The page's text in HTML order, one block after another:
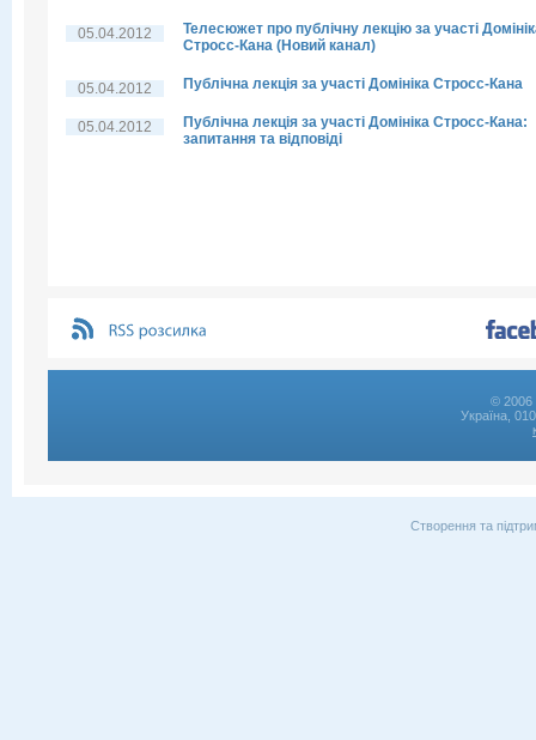
05.04.2012
Телесюжет про публічну лекцію за участі
Стросс-Кана (Новий канал)
05.04.2012 Публічна лекція за участі Домініка Стросс-Кана
05.04.2012
Публічна лекція за участі Домініка Стросс-Кана:
запитання та відповіді
© 2006
Україна,
Створення та